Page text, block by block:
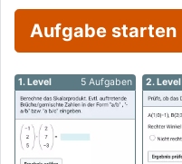
Aufgabe starten
1. Level 5 Aufgaben 2. Level